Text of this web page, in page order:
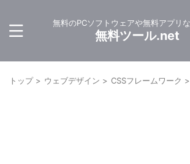
無料のPCソフトウェアや無料アプリ
無料ツール.net
トップ> ウェブデザイン > CSSフレームワーク >